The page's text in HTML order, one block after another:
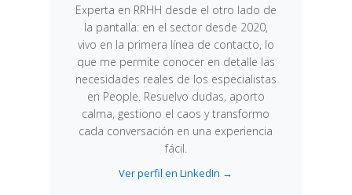
Experta en RRHH desde el otro lado de
la pantalla: en el sector desde 2020,
vivo en la primera línea de contacto, lo
que me permite conocer en detalle las
necesidades reales de los especialistas
en People. Resuelvo dudas, aporto
calma, gestiono el caos y transformo
cada conversación en una experiencia
fácil.
Ver perfil en LinkedIn →